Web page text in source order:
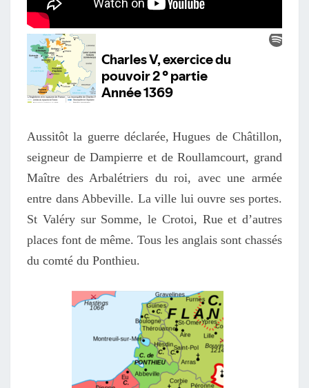
Aussitôt la guerre déclarée, Hugues de Châtillon,
seigneur de Dampierre et de Roullamcourt, grand
Maître des Arbalétriers du roi, avec une armée
entre dans Abbeville. La ville luiouvre ses portes.
St Valéry sur Somme, le Crotoi, Rue et d’autres
places font de même. Tous les anglais sont chassés
du comté du Ponthieu.